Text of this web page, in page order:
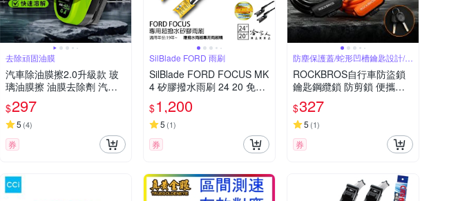
去除頑固油膜
汽車除油膜擦2.0升級款 玻
璃油膜擦 油膜去除劑 汽車
除油膜 汽車油膜擦 玻璃除
油膜
$297
5 (4)
券
SilBlade FORD 雨刷
SilBlade FORD FOCUS MK
4 矽膠撥水雨刷 24 20 免運
贈雨刷精 美國 19年後 哈家
人
$1,200
5 (1)
券
防塵保護蓋/蛇形凹槽鑰匙設計/防
鏽
ROCKBROS自行車防盜鎖
鑰匙鋼纜鎖 防剪鎖 便攜式
防盜鋼纜鎖 鎖 防剪鎖 單車
鎖 車鎖 鋼纜鎖 腳踏車配件
$327
5 (1)
券